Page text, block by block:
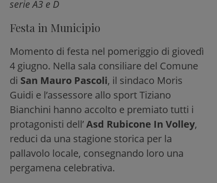
serie A3 e D
Festa in Municipio
Momento di festa nel pomeriggio di giovedì
4 giugno. Nella sala consiliare del Comune
di San Mauro Pascoli, il sindaco Moris
Guidi e l’assessore allo sport Tiziano
Bianchini hanno accolto e premiato tutti i
protagonisti dell’Asd Rubicone In Volley,
reduci da una stagione storica per la
pallavolo locale, consegnando loro una
pergamena celebrativa.